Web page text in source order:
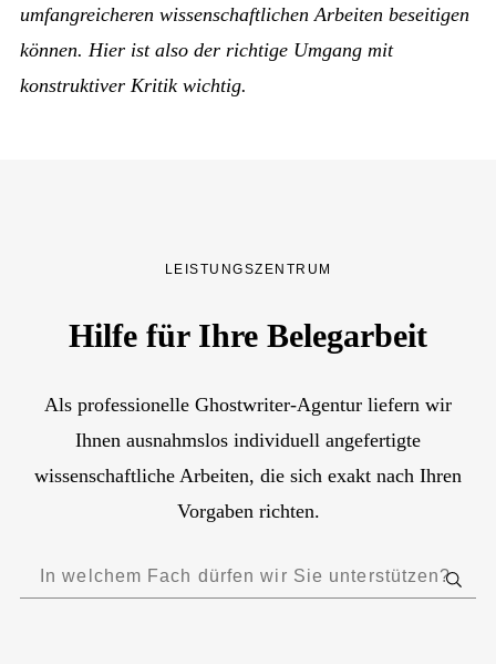
umfangreicheren wissenschaftlichen Arbeiten beseitigen
können. Hier ist also der richtige Umgang mit
konstruktiver Kritik wichtig.
LEISTUNGSZENTRUM
Hilfe für Ihre Belegarbeit
Als professionelle Ghostwriter-Agentur liefern wir
Ihnen ausnahmslos individuell angefertigte
wissenschaftliche Arbeiten, die sich exakt nach Ihren
Vorgaben richten.